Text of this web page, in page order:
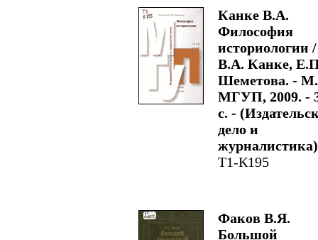
Канке В.А.
Философия
историологии /
В.А. Канке,
Шеметова. -
МГУП, 2009. -
с. -
дело и
Т1-К195
Факов В.Я.
Большой